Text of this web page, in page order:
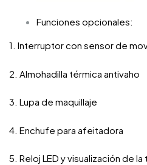
Funciones opcionales:
1. Interruptor con sensor de
2. Almohadilla térmica antivaho
3. Lupa de maquillaje
4. Enchufe para afeitadora
5. Reloj LED y visualización de